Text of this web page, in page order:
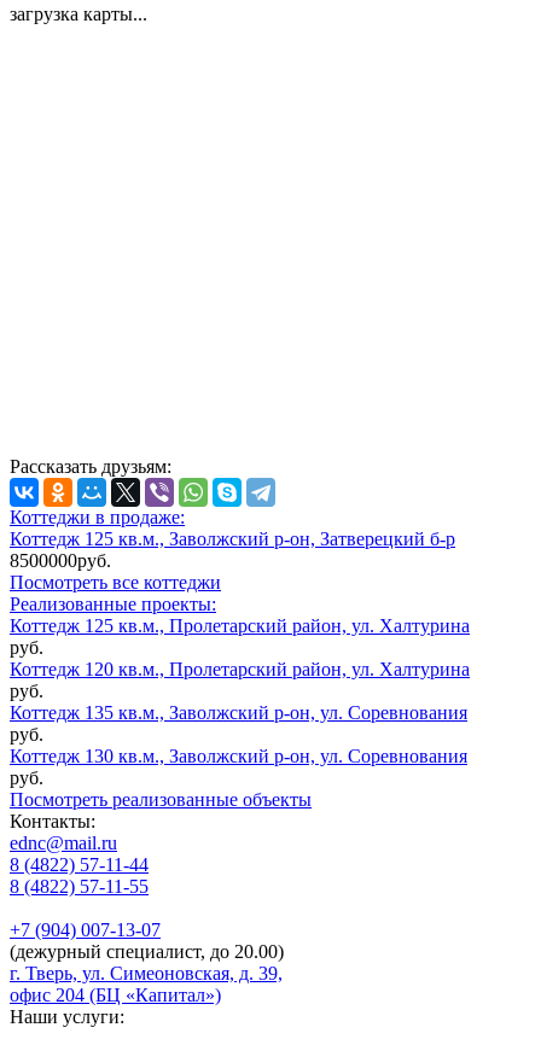
загрузка карты...
Рассказать друзьям:
Коттеджи в продаже:
Коттедж 125 кв.м., Заволжский р-он, Затверецкий б-р
8500000руб.
Посмотреть все коттеджи
Реализованные проекты:
Коттедж 125 кв.м., Пролетарский район, ул. Халтурина
руб.
Коттедж 120 кв.м., Пролетарский район, ул. Халтурина
руб.
Коттедж 135 кв.м., Заволжский р-он, ул. Соревнования
руб.
Коттедж 130 кв.м., Заволжский р-он, ул. Соревнования
руб.
Посмотреть реализованные объекты
Контакты:
ednc@mail.ru
8 (4822) 57-11-44
8 (4822) 57-11-55
+7 (904) 007-13-07
(дежурный специалист, до 20.00)
г. Тверь, ул. Симеоновская, д. 39,
офис 204 (БЦ «Капитал»)
Наши услуги: